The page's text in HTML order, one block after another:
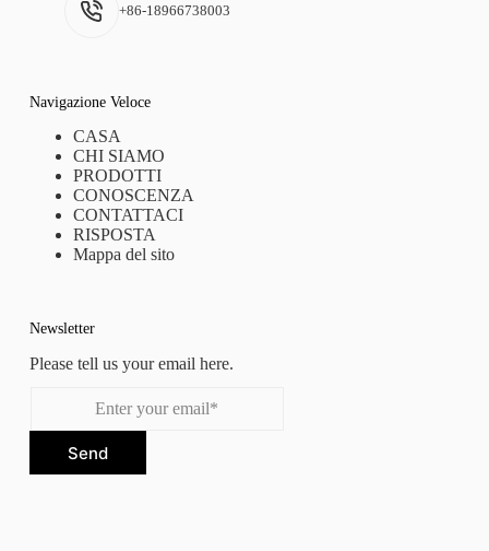
+86-18966738003
Navigazione Veloce
CASA
CHI SIAMO
PRODOTTI
CONOSCENZA
CONTATTACI
RISPOSTA
Mappa del sito
Newsletter
Please tell us your email here.
Send